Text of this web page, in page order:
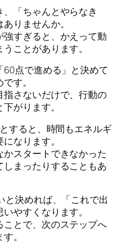
「ちゃんとやらなき
りませんか。
強すぎると、かえって動
ことがあります。
60点で進める」と決めて
す。
指さないだけで、行動の
がります。
すると、時間もエネルギ
なります。
スタートできなかった
しまったりすることもあ
と決めれば、「これで出
やすくなります。
ことで、次のステップへ
。